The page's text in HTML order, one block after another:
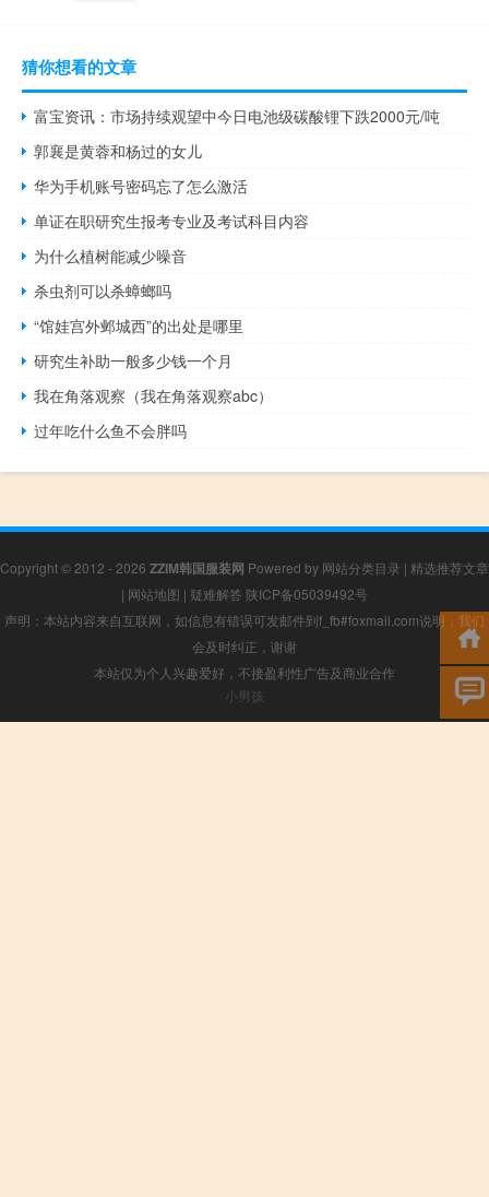
猜你想看的文章
富宝资讯：市场持续观望中今日电池级碳酸锂下跌2000元/吨
郭襄是黄蓉和杨过的女儿
华为手机账号密码忘了怎么激活
单证在职研究生报考专业及考试科目内容
为什么植树能减少噪音
杀虫剂可以杀蟑螂吗
“馆娃宫外邺城西”的出处是哪里
研究生补助一般多少钱一个月
我在角落观察（我在角落观察abc）
过年吃什么鱼不会胖吗
Copyright © 2012 - 2026 ZZIM韩国服装网 Powered by 网站分类目录 | 精选推荐文章
| 网站地图 | 疑难解答 陕ICP备05039492号
声明：本站内容来自互联网，如信息有错误可发邮件到f_fb#foxmail.com说明，我们
会及时纠正，谢谢
本站仅为个人兴趣爱好，不接盈利性广告及商业合作
小男孩